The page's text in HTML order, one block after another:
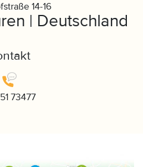
14-16
| Deutschland
73477